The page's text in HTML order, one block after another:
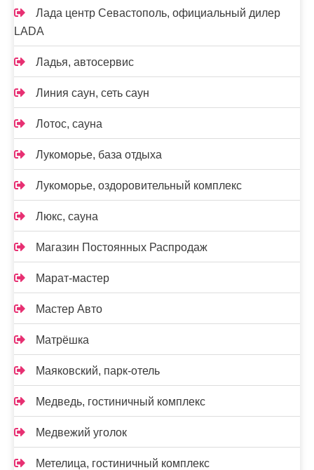
Лада центр Севастополь, официальный дилер
LADA
Ладья, автосервис
Линия саун, сеть саун
Лотос, сауна
Лукоморье, база отдыха
Лукоморье, оздоровительный комплекс
Люкс, сауна
Магазин Постоянных Распродаж
Марат-мастер
Мастер Авто
Матрёшка
Маяковский, парк-отель
Медведь, гостиничный комплекс
Медвежий уголок
Метелица, гостиничный комплекс